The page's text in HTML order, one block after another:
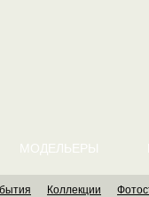
МОДЕЛЬЕРЫ
Коллекции